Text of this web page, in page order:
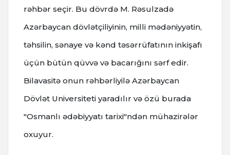
rəhbər seçir. Bu dövrdə M. Rəsulzadə
Azərbaycan dövlətçiliyinin, milli mədəniyyətin,
təhsilin, sənaye və kənd təsərrüfatının inkişafı
üçün bütün qüvvə və bacarığını sərf edir.
Bilavasitə onun rəhbərliyilə Azərbaycan
Dövlət Universiteti yaradılır və özü burada
"Osmanlı ədəbiyyatı tarixi"ndən mühazirələr
oxuyur.